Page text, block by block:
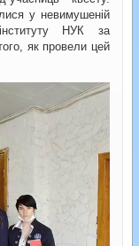
у невимушеній
НУК за
як провели цей